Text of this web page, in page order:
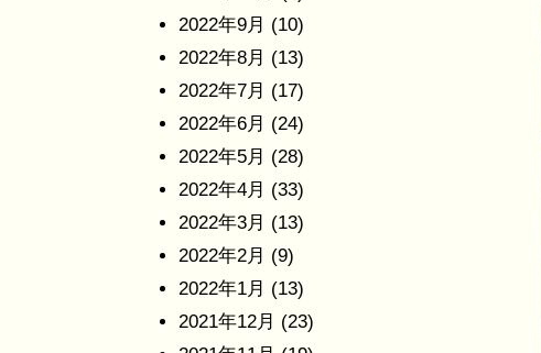
2022年9月 (10)
2022年8月 (13)
2022年7月 (17)
2022年6月 (24)
2022年5月 (28)
2022年4月 (33)
2022年3月 (13)
2022年2月 (9)
2022年1月 (13)
2021年12月 (23)